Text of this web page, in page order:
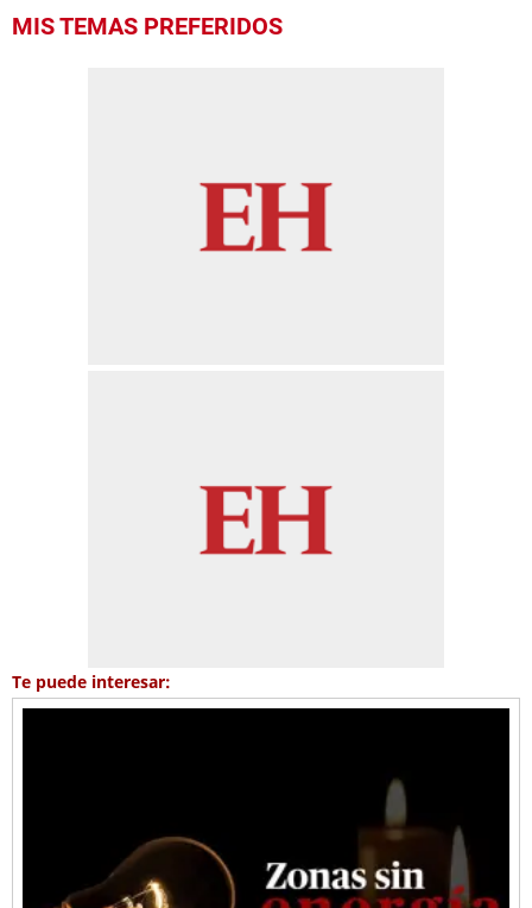
MIS TEMAS PREFERIDOS
Te puede interesar: